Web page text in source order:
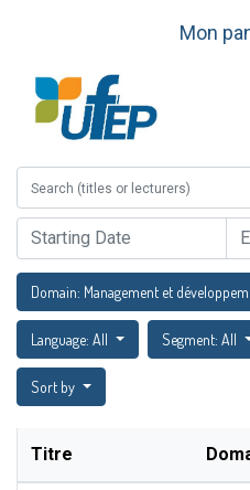
Mon
Domain: Management et
Language: All Segment: All
Sort by
Titre